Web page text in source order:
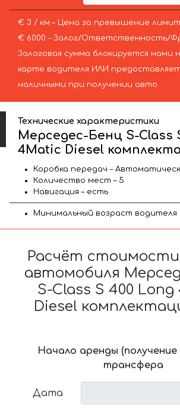
€ 3 / км – Цена за превышение
€ 6000 – Залог/Ответственность/
Залоговая сумма блокируется нами
карте водителя ИЛИ
наличными при получении авто.
Технические характеристики
Мерседес-Бенц S-Class
4Matic Diesel
Коробка передач –
Количество мест – 5
Навигация – есть
Минимальный возраст водителя
Расчёт
автомобиля
S-Class S 400
Diesel
Начало аренды (получение
трансфера
Дата